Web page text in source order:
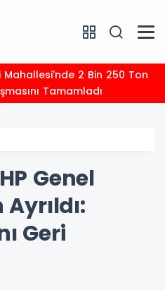
Tamamladı
Genel
Geri